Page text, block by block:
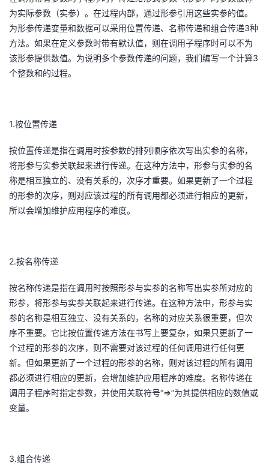
为实际参数（实参）。在过程内部，通过形参引用这些实参的值。
为形参传递变量和数据可以采用位置传递、名称传递和组合传递3种
方法。如果在定义参数时带有默认值，则在调用子程序时可以不为
该形参提供数值。为说明多个参数传递的问题，我们编写一个计算3
个整数和的过程。
1.按位置传递
按位置传递是指在调用时按参数的排列顺序依次写出实参的名称，
将形参与实参关联起来进行传递。在这种方法中，形参与实参的名
称是相互独立的、没有关系的，次序才重要。如果更新了一个过程
的形参的次序，则对应该过程的所有调用都必须进行相应的更新，
所以会增加维护应用程序的难度。
2.按名称传递
按名称传递是指在调用时按照形参与实参的名称写出实参所对应的
形参，将形参与实参关联起来进行传递。在这种方法中，形参与实
参的名称是相互独立、没有关系的，名称的对应关系很重要，但次
序不重要。它比按位置传递方法在书写上要复杂，如果只更新了一
个过程的形参的次序，则不需要对该过程的任何调用进行任何更
新。但如果更新了一个过程的形参的名称，则对该过程的所有调用
都必须进行相应的更新，会增加维护应用程序的难度。名称传递在
调用子程序时指定参数，并使用关联符号“=>”为其提供相应的数值或
变量。
3.组合传递